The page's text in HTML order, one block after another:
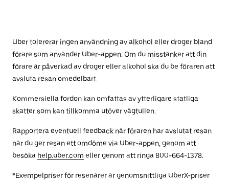
Uber tolererar ingen användning av alkohol eller droger bland
förare som använder Uber-appen. Om du misstänker att din
förare är påverkad av droger eller alkohol ska du be föraren att
avsluta resan omedelbart.
Kommersiella fordon kan omfattas av ytterligare statliga
skatter som kan tillkomma utöver vägtullen.
Rapportera eventuell feedback när föraren har avslutat resan
när du ger resan ett omdöme via Uber-appen, genom att
besöka help.uber.com eller genom att ringa 800-664-1378.
*Exempelpriser för resenärer är genomsnittliga UberX-priser